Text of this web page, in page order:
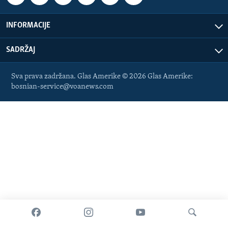
INFORMACIJE
SADRŽAJ
Sva prava zadržana. Glas Amerike © 2026 Glas Amerike:
bosnian-service@voanews.com